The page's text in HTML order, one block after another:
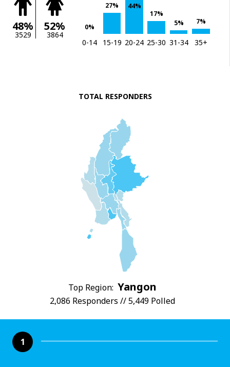
48%
3529
52%
3864
0%
27%
44%
17%
5%
7%
0-14 15-19 20-24 25-30 31-34 35+
TOTAL RESPONDERS
Top Region: Yangon
2,086 Responders // 5,449 Polled
1